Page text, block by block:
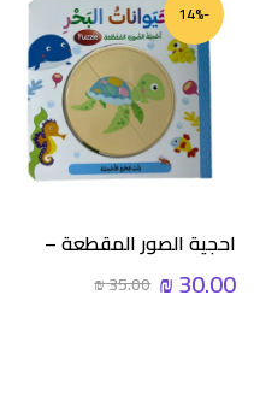
-14%
احجية الصور المقطعة –
حيوانات البحر
₪35.00 ₪30.00